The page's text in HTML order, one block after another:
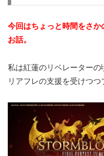
今回はちょっと時間をさ
お話。
私は紅蓮のリベレーターの
リアフレの支援を受けつつ